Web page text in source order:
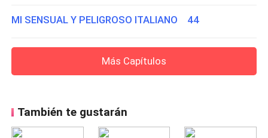
MI SENSUAL Y PELIGROSO ITALIANO 44
Más Capítulos
También te gustarán